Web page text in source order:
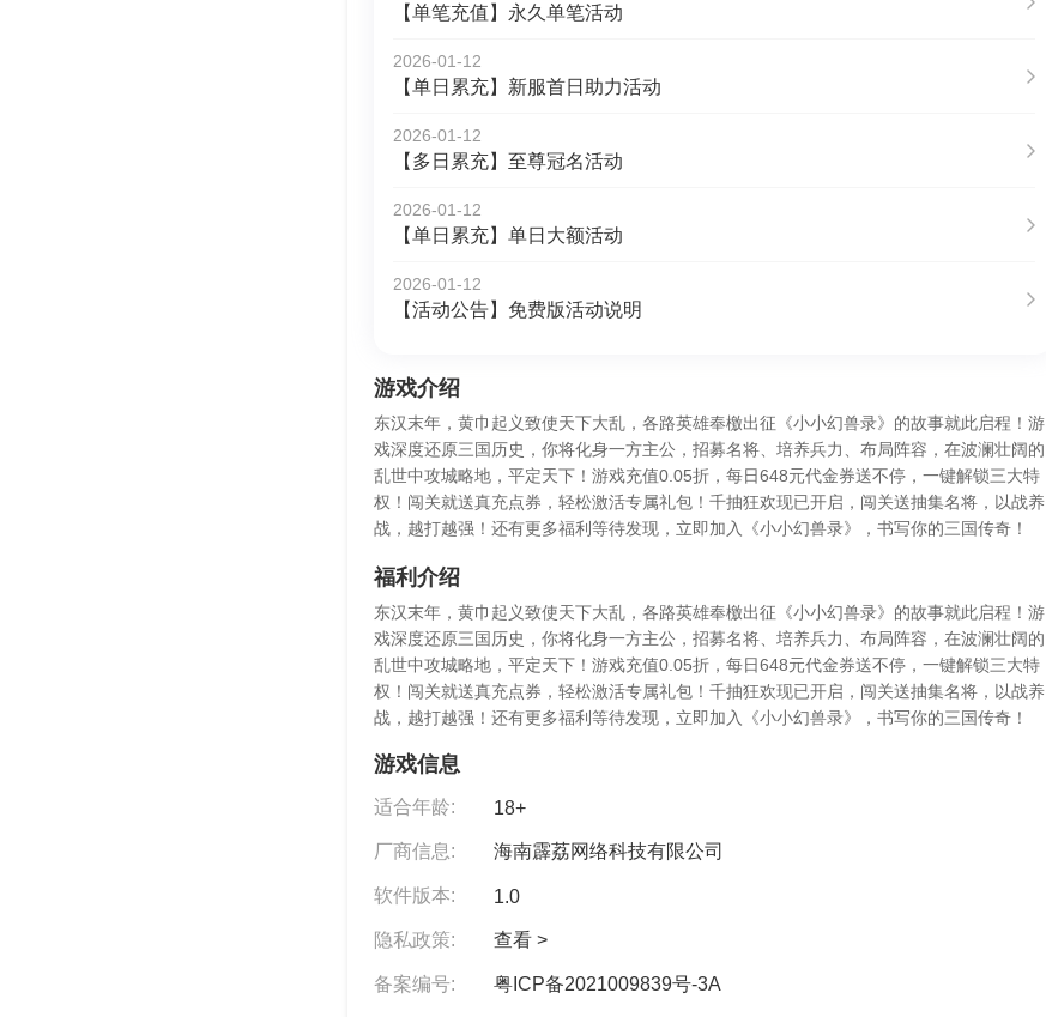
【单笔充值】永久单笔活动
2026-01-12
【单日累充】新服首日助力活动
2026-01-12
【多日累充】至尊冠名活动
2026-01-12
【单日累充】单日大额活动
2026-01-12
【活动公告】免费版活动说明
游戏介绍
东汉末年，黄巾起义致使天下大乱，各路英雄奉檄出征《小小幻兽录》的故事就此启程！游
戏深度还原三国历史，你将化身一方主公，招募名将、培养兵力、布局阵容，在波澜壮阔的
乱世中攻城略地，平定天下！游戏充值0.05折，每日648元代金券送不停，一键解锁三大特
权！闯关就送真充点券，轻松激活专属礼包！千抽狂欢现已开启，闯关送抽集名将，以战养
战，越打越强！还有更多福利等待发现，立即加入《小小幻兽录》，书写你的三国传奇！
福利介绍
东汉末年，黄巾起义致使天下大乱，各路英雄奉檄出征《小小幻兽录》的故事就此启程！游
戏深度还原三国历史，你将化身一方主公，招募名将、培养兵力、布局阵容，在波澜壮阔的
乱世中攻城略地，平定天下！游戏充值0.05折，每日648元代金券送不停，一键解锁三大特
权！闯关就送真充点券，轻松激活专属礼包！千抽狂欢现已开启，闯关送抽集名将，以战养
战，越打越强！还有更多福利等待发现，立即加入《小小幻兽录》，书写你的三国传奇！
游戏信息
适合年龄: 18+
厂商信息: 海南霹荔网络科技有限公司
软件版本: 1.0
隐私政策: 查看 >
备案编号: 粤ICP备2021009839号-3A